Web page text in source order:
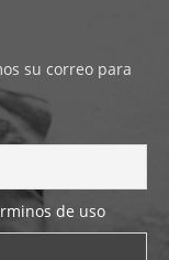
su correo para
de uso